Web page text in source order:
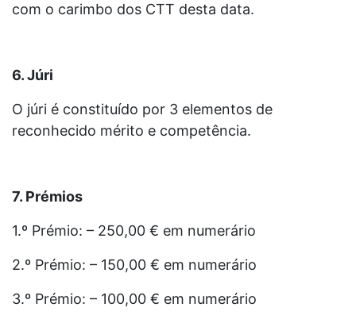
com o carimbo dos CTT desta data.
6. Júri
O júri é constituído por 3 elementos de
reconhecido mérito e competência.
7. Prémios
1.º Prémio: – 250,00 € em numerário
2.º Prémio: – 150,00 € em numerário
3.º Prémio: – 100,00 € em numerário